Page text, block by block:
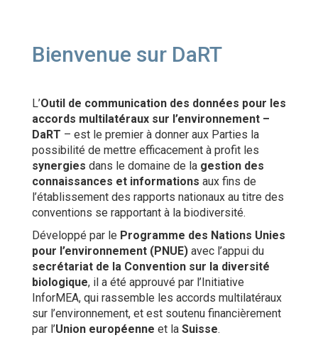
Bienvenue sur DaRT
L’Outil de communication des données pour les
accords multilatéraux sur l’environnement –
DaRT – est le premier à donner aux Parties la
possibilité de mettre efficacement à profit les
synergies dans le domaine de la gestion des
connaissances et informations aux fins de
l’établissement des rapports nationaux au titre des
conventions se rapportant à la biodiversité.
Développé par le Programme des Nations Unies
pour l’environnement (PNUE) avec l’appui du
secrétariat de la Convention sur la diversité
biologique, il a été approuvé par l’Initiative
InforMEA, qui rassemble les accords multilatéraux
sur l’environnement, et est soutenu financièrement
par l’Union européenne et la Suisse.